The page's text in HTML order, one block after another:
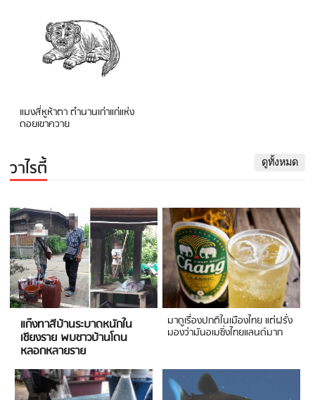
แมงสี่หูห้าตา ตำนานเก่าแก่แห่ง
ดอยเขาควาย
วาไรตี้ ดูทั้งหมด
แก๊งทาสีบ้านระบาดหนักใน
เชียงราย พบชาวบ้านโดน
หลอกหลายราย
มาดูเรื่องปกติในเมืองไทย แต่ฝรั่ง
มองว่ามันอเมซิ่งไทยแลนด์มาก